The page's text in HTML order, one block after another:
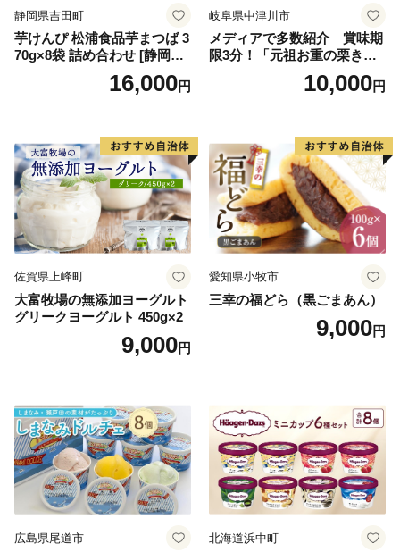
静岡県吉田町
芋けんぴ 松浦食品芋まつば 3
70g×8袋 詰め合わせ [静岡伊
勢丹(松浦食品) 静岡県 吉田町
22424274] 芋ケンピ セット
16,000円
岐阜県中津川市
メディアで多数紹介 賞味期
限3分！「元祖お重の栗きん
とんモンブラン」 【未来の
ご褒美】スイーツ 栗 モンブ
子 菓子 F4N-2298
10,000円
佐賀県上峰町
大富牧場の無添加ヨーグルト
グリークヨーグルト 450g×2
9,000円
愛知県小牧市
三幸の福どら（黒ごまあん）
9,000円
広島県尾道市 北海道浜中町